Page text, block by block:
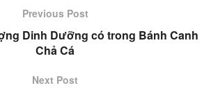
Previous Post
Dinh Dưỡng có trong Bánh Canh
Chả Cá
Next Post